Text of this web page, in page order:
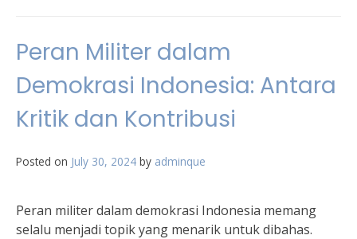
Peran Militer dalam
Demokrasi Indonesia: Antara
Kritik dan Kontribusi
Posted on July 30, 2024 by adminque
Peran militer dalam demokrasi Indonesia memang
selalu menjadi topik yang menarik untuk dibahas.